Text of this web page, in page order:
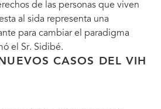
de las personas que viven
al sida representa una
para cambiar el paradigma
el Sr. Sidibé.
CASOS DEL VIH